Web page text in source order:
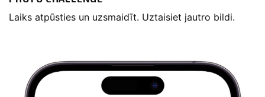
Laiks atpūsties un uzsmaidīt. Uztaisiet jautro bildi.